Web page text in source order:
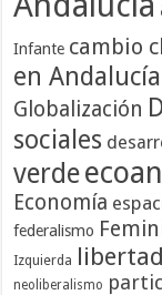
Infante cambio
en Andalucía
Globalización
sociales
verde
Economía
federalismo
Izquierda libertad
neoliberalismo